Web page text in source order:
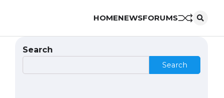
HOMENEWSFORUMS
Search
Search
The Ultimate Guide to Meeting
the USA